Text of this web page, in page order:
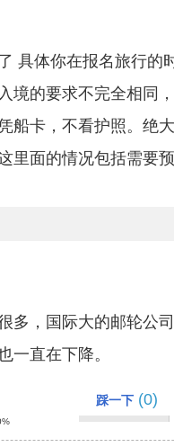
具体你在报名旅行的
境的要求不完全相同
船卡，不看护照。绝
里面的情况包括需要
多，国际大的邮轮公
一直在下降。
踩一下 (0)